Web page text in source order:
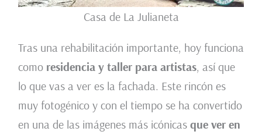
Casa de La Julianeta
Tras una rehabilitación importante, hoy funciona
como residencia y taller para artistas, así que
lo que vas a ver es la fachada. Este rincón es
muy fotogénico y con el tiempo se ha convertido
en una de las imágenes más icónicas que ver en